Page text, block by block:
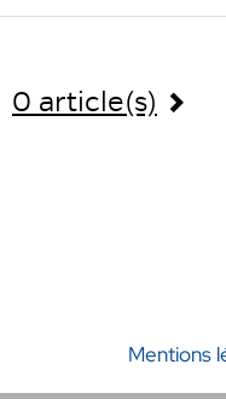
0 article(s)
Mentions